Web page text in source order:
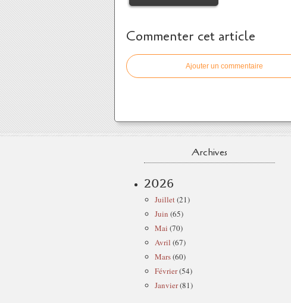
Commenter cet article
Ajouter un commentaire
Archives
2026
Juillet(21)
Juin (65)
Mai (70)
Avril (67)
Mars(60)
Février(54)
Janvier(81)